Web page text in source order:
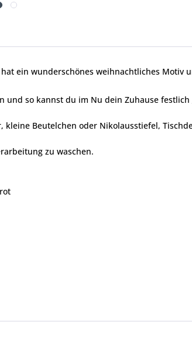
hat ein wunderschönes weihnachtliches
und so kannst du im Nu dein Zuhause festlich
Beutelchen oder Nikolausstiefel,
zu waschen.